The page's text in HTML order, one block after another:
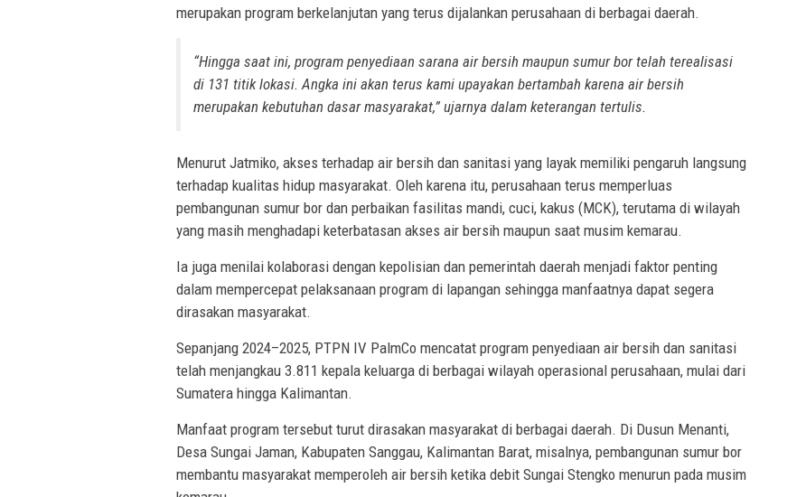
merupakan program berkelanjutan yang terus dijalankan perusahaan di berbagai daerah.
“Hingga saat ini, program penyediaan sarana air bersih maupun sumur bor telah terealisasi
di 131 titik lokasi. Angka ini akan terus kami upayakan bertambah karena air bersih
merupakan kebutuhan dasar masyarakat,” ujarnya dalam keterangan tertulis.
Menurut Jatmiko, akses terhadap air bersih dan sanitasi yang layak memiliki pengaruh langsung
terhadap kualitas hidup masyarakat. Oleh karena itu, perusahaan terus memperluas
pembangunan sumur bor dan perbaikan fasilitas mandi, cuci, kakus (MCK), terutama di wilayah
yang masih menghadapi keterbatasan akses air bersih maupun saat musim kemarau.
Ia juga menilai kolaborasi dengan kepolisian dan pemerintah daerah menjadi faktor penting
dalam mempercepat pelaksanaan program di lapangan sehingga manfaatnya dapat segera
dirasakan masyarakat.
Sepanjang 2024–2025, PTPN IV PalmCo mencatat program penyediaan air bersih dan sanitasi
telah menjangkau 3.811 kepala keluarga di berbagai wilayah operasional perusahaan, mulai dari
Sumatera hingga Kalimantan.
Manfaat program tersebut turut dirasakan masyarakat di berbagai daerah. Di Dusun Menanti,
Desa Sungai Jaman, Kabupaten Sanggau, Kalimantan Barat, misalnya, pembangunan sumur bor
membantu masyarakat memperoleh air bersih ketika debit Sungai Stengko menurun pada musim